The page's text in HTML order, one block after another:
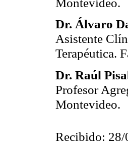
Dr. Álvaro
Asistente
Terapéutica.
Dr. Raúl
Profesor
Montevideo.
Recibido: 28/